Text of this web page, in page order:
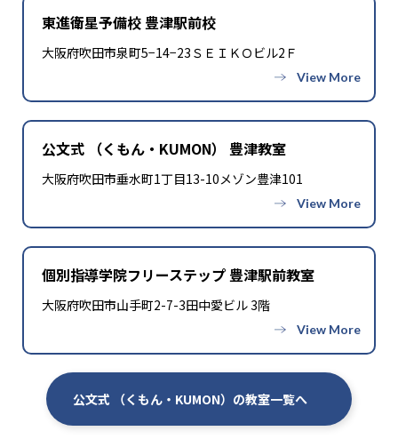
東進衛星予備校 豊津駅前校
大阪府吹田市泉町5−14−23ＳＥＩＫＯビル2Ｆ
公文式 （くもん・KUMON） 豊津教室
大阪府吹田市垂水町1丁目13-10メゾン豊津101
個別指導学院フリーステップ 豊津駅前教室
大阪府吹田市山手町2-7-3田中愛ビル 3階
公文式 （くもん・KUMON）の教室一覧へ